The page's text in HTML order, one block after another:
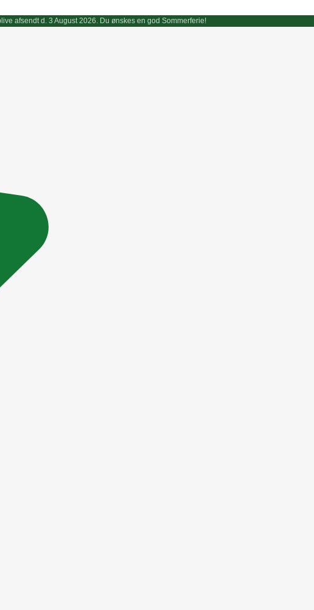
afsendt d. 3 August 2026. Du ønskes en god Sommerferie!